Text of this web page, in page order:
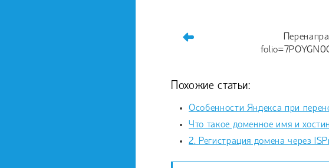
Похожие статьи:
Особенности Яндекса при
Что такое доменное имя и
2. Регистрация домена через